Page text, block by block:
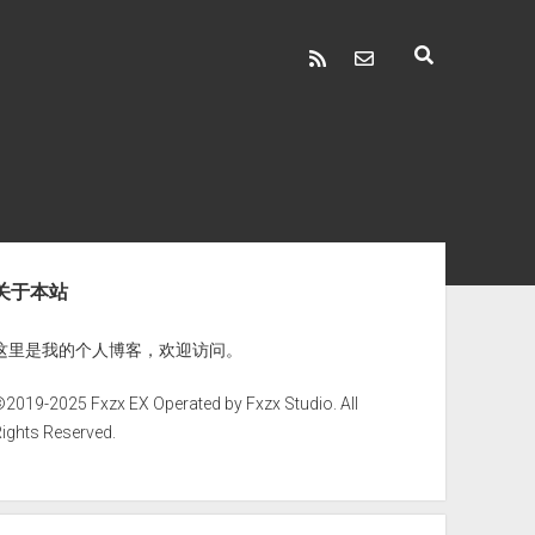
email-form
于本站
里是我的个人博客，欢迎访问。
2025 Fxzx EX Operated by Fxzx Studio. All
Reserved.